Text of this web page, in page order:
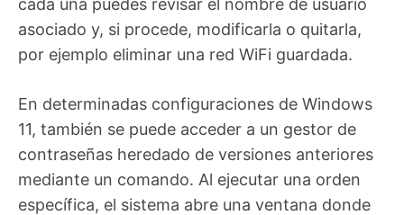
cada una puedes revisar el nombre de usuario
asociado y, si procede, modificarla o quitarla,
por ejemplo eliminar una red WiFi guardada.
En determinadas configuraciones de Windows
11, también se puede acceder a un gestor de
contraseñas heredado de versiones anteriores
mediante un comando. Al ejecutar una orden
específica, el sistema abre una ventana donde